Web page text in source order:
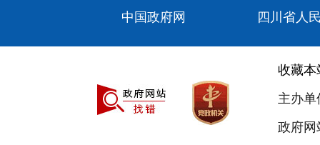
中国政府网 四川省人
收藏本
主办
政府网